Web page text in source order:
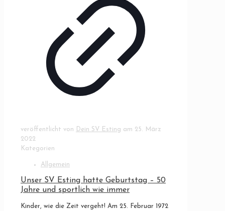
veröffentlicht von Dein SV Esting am 25. März
2022
Kategorien
Allgemein
Unser SV Esting hatte Geburtstag – 50
Jahre und sportlich wie immer
Kinder, wie die Zeit vergeht! Am 25. Februar 1972